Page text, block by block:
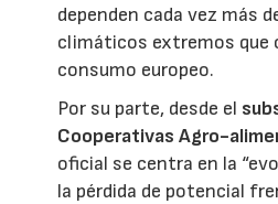
dependen cada vez más
climáticos extremos que
consumo europeo.
Por su parte, desde el
Cooperativas Agro-
oficial se centra en la
la pérdida de potencial